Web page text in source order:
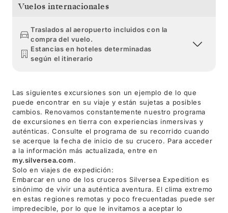
Vuelos internacionales
Traslados al aeropuerto incluidos con la
compra del vuelo.
Estancias en hoteles determinadas
según el itinerario
Las siguientes excursiones son un ejemplo de lo que
puede encontrar en su viaje y están sujetas a posibles
cambios. Renovamos constantemente nuestro programa
de excursiones en tierra con experiencias inmersivas y
auténticas. Consulte el programa de su recorrido cuando
se acerque la fecha de inicio de su crucero. Para acceder
a la información más actualizada, entre en
my.silversea.com.
Solo en viajes de expedición:
Embarcar en uno de los cruceros Silversea Expedition es
sinónimo de vivir una auténtica aventura. El clima extremo
en estas regiones remotas y poco frecuentadas puede ser
impredecible, por lo que le invitamos a aceptar lo